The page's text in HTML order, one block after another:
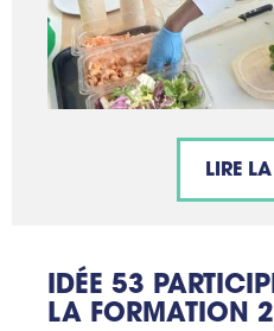
LIRE
IDÉE 53
LA FORMATION